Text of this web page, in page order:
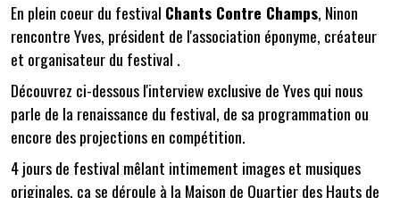
En plein coeur du festival Chants Contre Champs, Ninon
rencontre Yves, président de l'association éponyme, créateur
et organisateur du festival .
Découvrez ci-dessous l'interview exclusive de Yves qui nous
parle de la renaissance du festival, de sa programmation ou
encore des projections en compétition.
4 jours de festival mêlant intimement images et musiques
originales, ça se déroule à la Maison de Quartier des Hauts de